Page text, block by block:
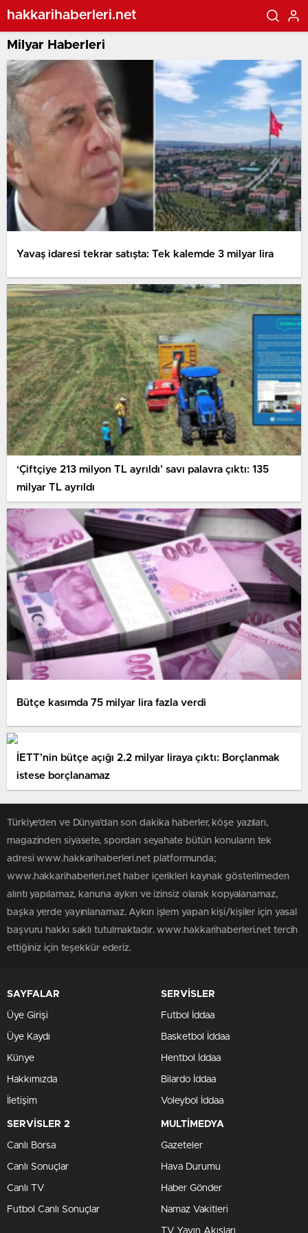
hakkarihaberleri.net
Milyar Haberleri
Yavaş idaresi tekrar satışta: Tek kalemde 3 milyar lira
‘Çiftçiye 213 milyon TL ayrıldı’ savı palavra çıktı: 135
milyar TL ayrıldı
Bütçe kasımda 75 milyar lira fazla verdi
İETT’nin bütçe açığı 2.2 milyar liraya çıktı: Borçlanmak
istese borçlanamaz
Türkiye'den ve Dünya’dan son dakika haberler, köşe yazıları,
magazinden siyasete, spordan seyahate bütün konuların tek
adresi www.hakkarihaberleri.net platformunda;
www.hakkarihaberleri.net haber içerikleri kaynak gösterilmeden
alıntı yapılamaz, kanuna aykırı ve izinsiz olarak kopyalanamaz,
başka yerde yayınlanamaz. Aykırı işlem yapan kişi/kişiler için yasal
başvuru hakkı saklı tutulmaktadır. www.hakkarihaberleri.net tercih
ettiğiniz için teşekkür ederiz.
SAYFALAR
Üye Girişi
Üye Kaydı
Künye
Hakkımızda
İletişim
SERVİSLER
Futbol İddaa
Basketbol İddaa
Hentbol İddaa
Bilardo İddaa
Voleybol İddaa
SERVİSLER 2
Canlı Borsa
Canlı Sonuçlar
Canlı TV
Futbol Canlı Sonuçlar
MULTİMEDYA
Gazeteler
Hava Durumu
Haber Gönder
Namaz Vakitleri
TV Yayın Akışları